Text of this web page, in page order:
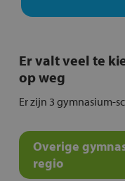
Er valt veel te
op weg
Er zijn 3 gymnasium-
Overige
regio